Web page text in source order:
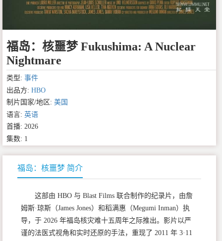
福岛：核噩梦 Fukushima: A Nuclear
Nightmare
类型: 事件
出品方: HBO
制片国家/地区: 美国
语言: 英语
首播: 2026
集数: 1
福岛：核噩梦 简介
这部由 HBO 与 Blast Films 联合制作的纪录片，由詹
姆斯·琼斯（James Jones）和稻满惠（Megumi Inman）执
导，于 2026 年福岛核灾难十五周年之际推出。影片以严
谨的法医式视角和实时还原的手法，重现了 2011 年 3·11